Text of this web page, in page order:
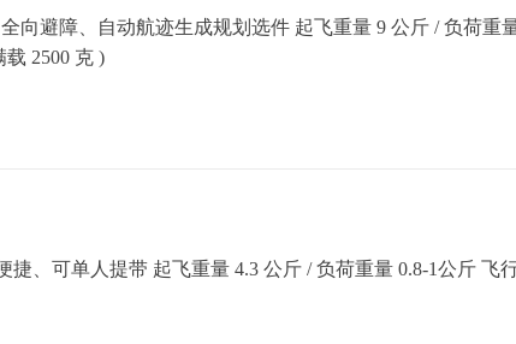
向避障、自动航迹生成规划选件 起飞重量 9 公斤 / 负荷重
2500 克 )
捷、可单人提带 起飞重量 4.3 公斤 / 负荷重量 0.8-1公斤 飞